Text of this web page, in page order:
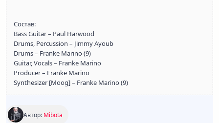
Состав:
Bass Guitar – Paul Harwood
Drums, Percussion – Jimmy Ayoub
Drums – Franke Marino (9)
Guitar, Vocals – Franke Marino
Producer – Franke Marino
Synthesizer [Moog] – Franke Marino (9)
Автор: Mibota